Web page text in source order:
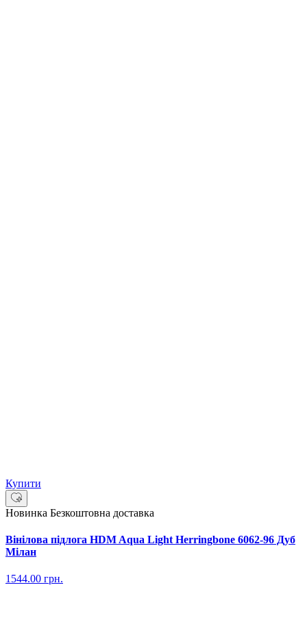
Купити
Новинка Безкоштовна доставка
Вінілова підлога HDM Aqua Light Herringbone 6062-96 Дуб
Мілан
1544.00 грн.